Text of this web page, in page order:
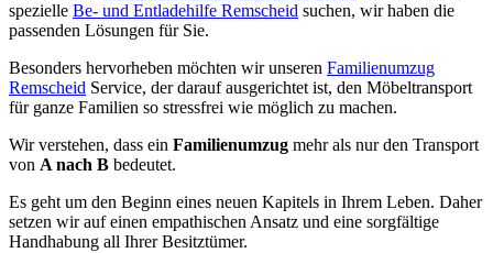
spezielle Be- und Entladehilfe Remscheid suchen, wir haben die
passenden Lösungen für Sie.
Besonders hervorheben möchten wir unseren Familienumzug
Remscheid Service, der darauf ausgerichtet ist, den Möbeltransport
für ganze Familien so stressfrei wie möglich zu machen.
Wir verstehen, dass ein Familienumzug mehr als nur den Transport
von A nach B bedeutet.
Es geht um den Beginn eines neuen Kapitels in Ihrem Leben. Daher
setzen wir auf einen empathischen Ansatz und eine sorgfältige
Handhabung all Ihrer Besitztümer.